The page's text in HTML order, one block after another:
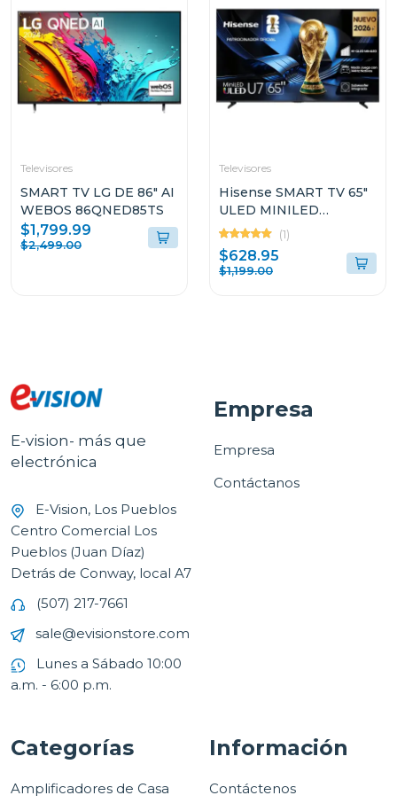
Televisores
SMART TV LG DE 86" AI
WEBOS 86QNED85TS
$1,799.99
$2,499.00
Televisores
Hisense SMART TV 65"
ULED MINILED
GOOGLETV U7ESG
(1)
$628.95
$1,199.00
E-vision- más que
electrónica
E-Vision, Los Pueblos
Centro Comercial Los
Pueblos (Juan Díaz)
Detrás de Conway, local A7
(507) 217-7661
sale@evisionstore.com
Lunes a Sábado 10:00
a.m. - 6:00 p.m.
Empresa
Empresa
Contáctanos
Categorías
Amplificadores de Casa
Información
Contáctenos